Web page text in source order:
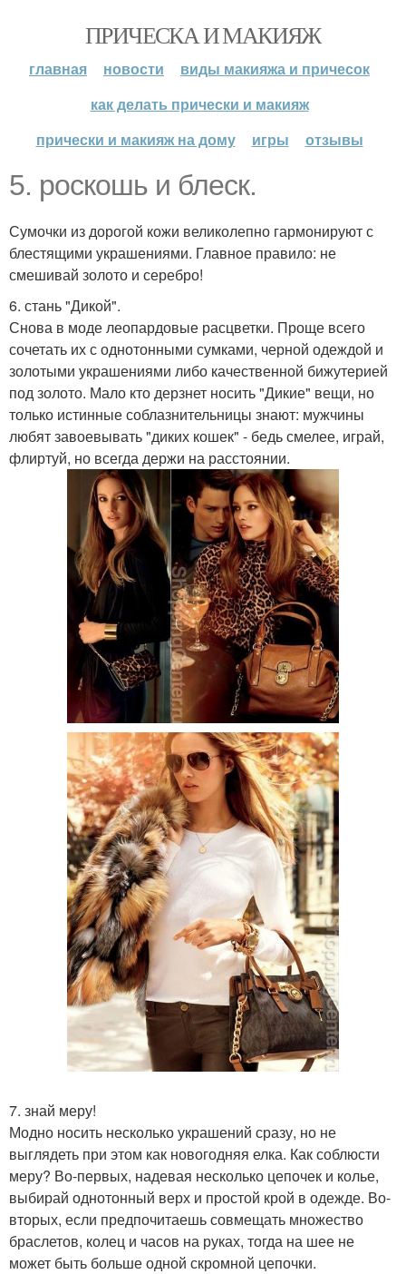
ПРИЧЕСКА И МАКИЯЖ
главная новости
виды макияжа и причесок
как делать прически и макияж
прически и макияж на дому
игры отзывы
5. роскошь и блеск.
Сумочки из дорогой кожи великолепно гармонируют с
блестящими украшениями. Главное правило: не
смешивай золото и серебро!
6. стань "Дикой".
Снова в моде леопардовые расцветки. Проще всего
сочетать их с однотонными сумками, черной одеждой и
золотыми украшениями либо качественной бижутерией
под золото. Мало кто дерзнет носить "Дикие" вещи, но
только истинные соблазнительницы знают: мужчины
любят завоевывать "диких кошек" - бедь смелее, играй,
флиртуй, но всегда держи на расстоянии.
7. знай меру!
Модно носить несколько украшений сразу, но не
выглядеть при этом как новогодняя елка. Как соблюсти
меру? Во-первых, надевая несколько цепочек и колье,
выбирай однотонный верх и простой крой в одежде. Во-
вторых, если предпочитаешь совмещать множество
браслетов, колец и часов на руках, тогда на шее не
может быть больше одной скромной цепочки.